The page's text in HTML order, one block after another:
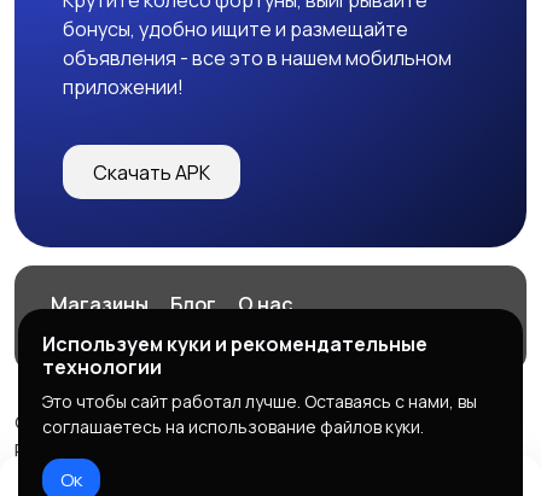
бонусы, удобно ищите и размещайте
объявления - все это в нашем мобильном
приложении!
Скачать APK
Магазины Блог
О нас
Служба поддержки
© 2026 VITAGRAM
Powered by LennoX PRO
Используем куки и рекомендательные
технологии
Это чтобы сайт работал лучше. Оставаясь с нами, вы
соглашаетесь на использование файлов куки.
Ок